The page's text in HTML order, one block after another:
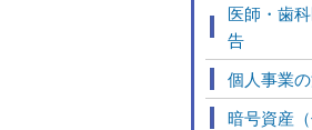
医師・歯
告
個人事業
暗号資産